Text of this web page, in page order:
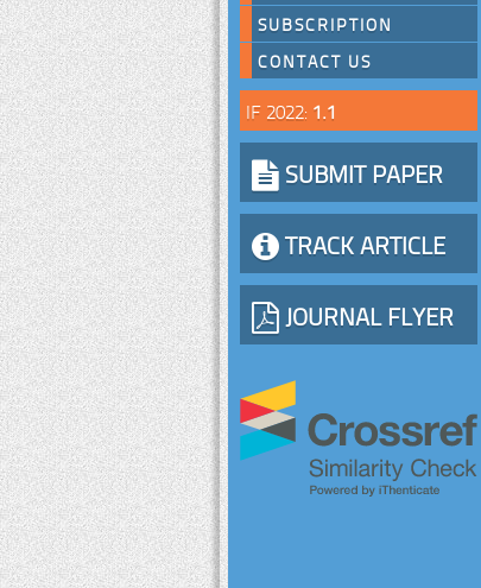
SUBSCRIPTION
CONTACT US
IF 2022: 1.1
SUBMIT PAPER
TRACK ARTICLE
JOURNAL FLYER